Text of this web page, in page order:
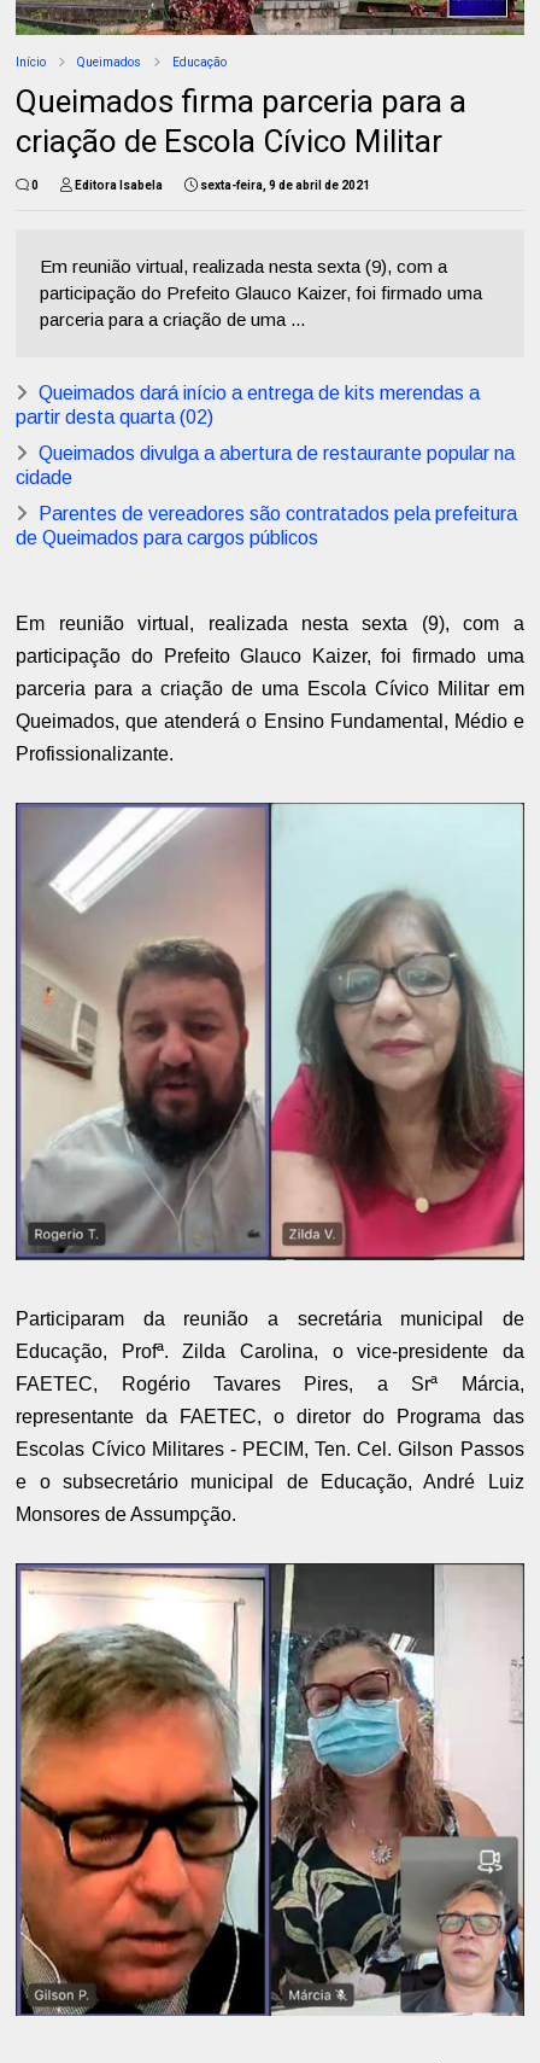
Início Queimados Educação
Queimados firma parceria para a
criação de Escola Cívico Militar
0 Editora Isabela sexta-feira, 9 de abril de 2021
Em reunião virtual, realizada nesta sexta (9), com a
participação do Prefeito Glauco Kaizer, foi firmado uma
parceria para a criação de uma ...
Queimados dará início a entrega de kits merendas a
partir desta quarta (02)
Queimados divulga a abertura de restaurante popular na
cidade
Parentes de vereadores são contratados pela prefeitura
de Queimados para cargos públicos
Em reunião virtual, realizada nesta sexta (9), com a
participação do Prefeito Glauco Kaizer, foi firmado uma
parceria para a criação de uma Escola Cívico Militar em
Queimados, que atenderá o Ensino Fundamental, Médio e
Profissionalizante.
Participaram da reunião a secretária municipal de
Educação, Profª. Zilda Carolina, o vice-presidente da
FAETEC, Rogério Tavares Pires, a Srª Márcia,
representante da FAETEC, o diretor do Programa das
Escolas Cívico Militares - PECIM, Ten. Cel. Gilson Passos
e o subsecretário municipal de Educação, André Luiz
Monsores de Assumpção.